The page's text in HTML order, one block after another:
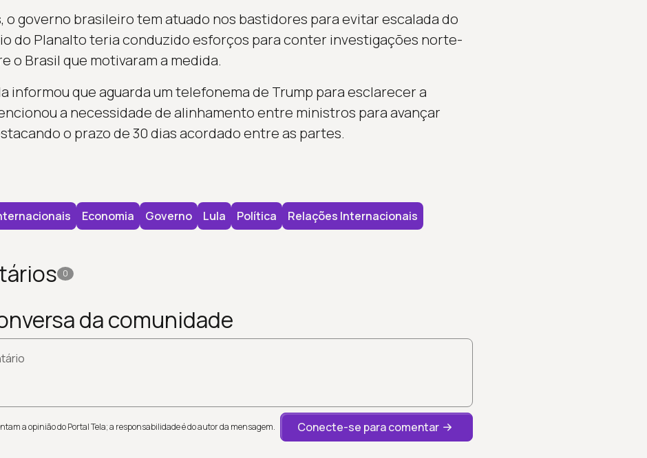
o governo brasileiro tem atuado nos bastidores para evitar escalada do
do Planalto teria conduzido esforços para conter investigações norte-
o Brasil que motivaram a medida.
informou que aguarda um telefonema de Trump para esclarecer a
a necessidade de alinhamento entre ministros para avançar
o prazo de 30 dias acordado entre as partes.
Economia Governo Lula Política Relações Internacionais
0
da comunidade
a opinião do Portal Tela; a responsabilidade é do autor da mensagem. Conecte-se para comentar